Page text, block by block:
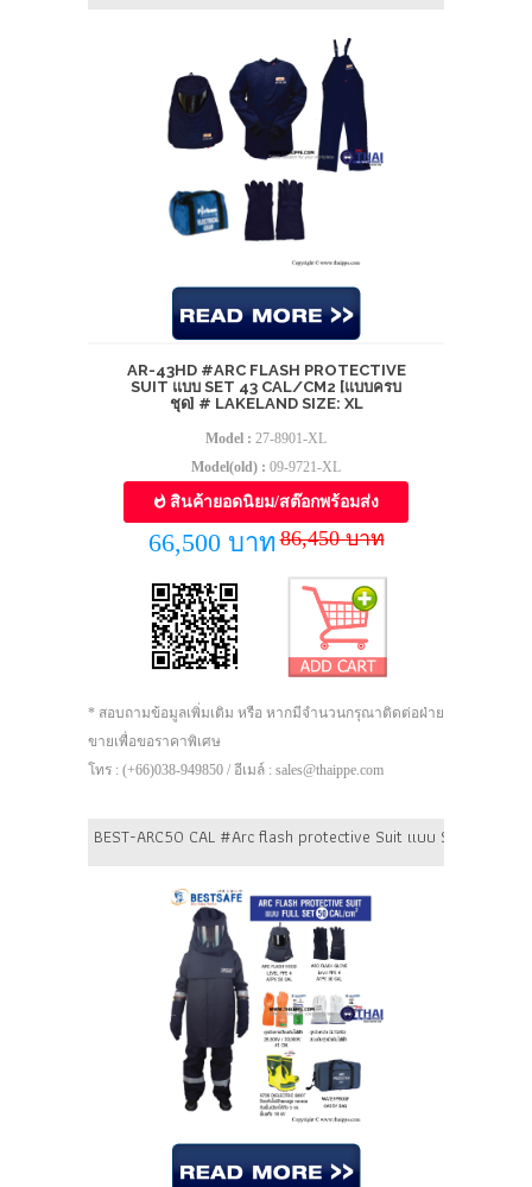
AR-43HD #ARC FLASH PROTECTIVE
SUIT แบบ SET 43 CAL/CM2 [แบบครบ
ชุด] # LAKELAND SIZE: XL
Model : 27-8901-XL
Model(old) : 09-9721-XL
สินค้ายอดนิยม/สต๊อกพร้อมส่ง
66,500 บาท 86,450 บาท
* สอบถามข้อมูลเพิ่มเติม หรือ หากมีจำนวนกรุณาติดต่อฝ่าย
ขายเพื่อขอราคาพิเศษ
โทร : (+66)038-949850 / อีเมล์ : sales@thaippe.com
BEST-ARC50 CAL #Arc flash protective Suit แบบ Set 50 cal/